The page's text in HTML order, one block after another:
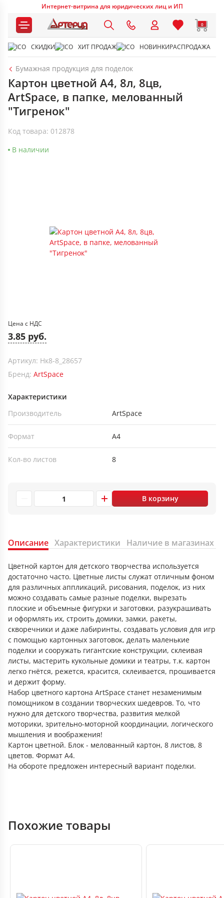
Интернет-витрина для юридических лиц и ИП
0
СКИДКИ ХИТ ПРОДАЖ НОВИНКИРАСПРОДАЖА
Бумажная продукция для поделок
Картон цветной A4, 8л, 8цв,
ArtSpace, в папке, мелованный
"Тигренок"
Код товара: 012878
В наличии
Цена с НДС
3.85 руб.
Артикул: Нк8-8_28657
Бренд: ArtSpace
Характеристики
Производитель
ArtSpace
Формат А4
Кол-во листов 8
В корзину
Описание Характеристики Наличие в магазинах
Цветной картон для детского творчества используется
достаточно часто. Цветные листы служат отличным фоном
для различных аппликаций, рисования, поделок, из них
можно создавать самые разные поделки, вырезать
плоские и объемные фигурки и заготовки, разукрашивать
и оформлять их, строить домики, замки, ракеты,
скворечники и даже лабиринты, создавать условия для игр
с помощью картонных заготовок, делать маленькие
поделки и сооружать гигантские конструкции, склеивая
листы, мастерить кукольные домики и театры, т.к. картон
легко гнётся, режется, красится, склеивается, прошивается
и держит форму.
Набор цветного картона ArtSpace станет незаменимым
помощником в создании творческих шедевров. То, что
нужно для детского творчества, развития мелкой
моторики, зрительно-моторной координации, логического
мышления и воображения!
Картон цветной. Блок - мелованный картон, 8 листов, 8
цветов. Формат А4.
На обороте предложен интересный вариант поделки.
Похожие товары